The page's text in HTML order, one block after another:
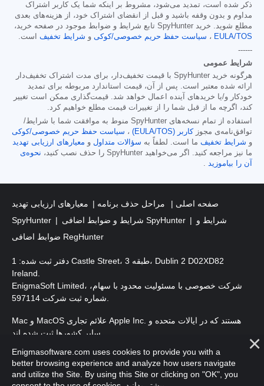
ذکر شده است، تمدید می‌شود، مشروط بر اینکه شما یک کاربر اشتراک
مداوم و بدون وقفه باشید و قبل از انقضای اشتراک خود، از هزینه‌های بعدی
مطلع شوید. خرید SpyHunter تابع شرایط و ضوابط موجود در صفحه خرید،
EULA/TOS ، سیاست حفظ حریم خصوصی/کوکی و شرایط تخفیف است.
------
شرایط عمومی
هرگونه خرید SpyHunter با قیمت تخفیف‌دار، برای مدت اشتراک تخفیف‌دار
ارائه شده معتبر است. پس از آن، قیمت استاندارد مربوطه برای تمدید
خودکار و/یا خریدهای آینده اعمال خواهد شد. قیمت‌گذاری ممکن است تغییر
کند، اگرچه ما از قبل شما را از تغییرات قیمت مطلع خواهیم کرد.
استفاده از تمام نسخه‌های SpyHunter منوط به موافقت شما با شرایط/
توافق‌نامه‌ی مجوز کاربر (EULA/TOS) ، سیاست حفظ حریم خصوصی/کوکی
و شرایط تخفیف ما است. لطفاً به سؤالات متداول و معیارهای ارزیابی تهدید
ما نیز مراجعه کنید. اگر می‌خواهید SpyHunter را حذف نصب کنید،
نحوه‌ی
آن را بیاموزید .
صفحه اصلی مراحل حذف برنامه
معیارهای ارزیابی تهدید
SpyHunter
شرایط و ضوابط اضافی SpyHunter
شرایط و
ضوابط اضافی RegHunter
دفتر ثبت شده: 1 Castle Street، طبقه 3، Dublin 2 D02XD82
Ireland.
EnigmaSoft Limited، شرکت خصوصی با مسئولیت محدود با سهام،
Mac و MacOS علائم تجاری Apple Inc. هستند که در ایالات متحده و
حق چاپ 2016- 2026
Enigmasoftware.com uses cookies to provide you with a
better browsing experience and analyze how users navigate
and utilize the Site. By using this Site or clicking on "OK", you